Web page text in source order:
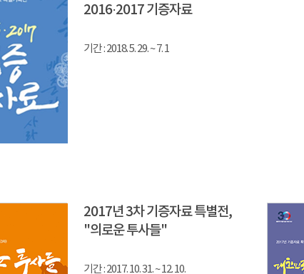
2016·2017 기증자료
기간 : 2018. 5. 29. ~ 7. 1
2017년 3차 기증자료 특별전,
"의로운 투사들"
기간 : 2017. 10. 31. ~ 12. 10.